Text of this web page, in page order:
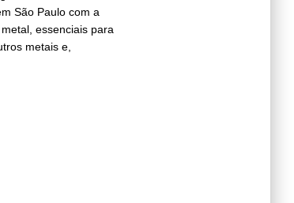
São Paulo com a
essenciais para
metais e,